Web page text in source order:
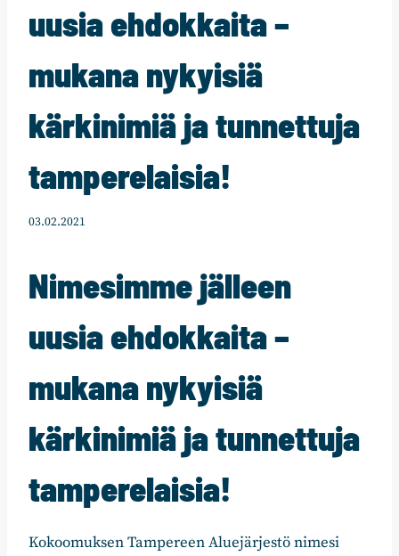
uusia ehdokkaita –
mukana nykyisiä
kärkinimiä ja tunnettuja
tamperelaisia!
03.02.2021
Nimesimme jälleen
uusia ehdokkaita –
mukana nykyisiä
kärkinimiä ja tunnettuja
tamperelaisia!
Kokoomuksen Tampereen Aluejärjestö nimesi